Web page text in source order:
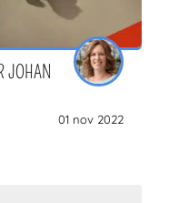
JOHAN
01 nov 2022